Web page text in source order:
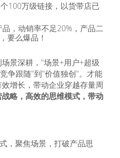
100万级链接，以货带店已
，动销率不足20%，产品二
要么爆品！
景深耕，"场景+用户+超级
争跟随"到"价值独创"。才能
增长，带动企业穿越存量周
略，高效的思维模式，带动
，聚焦场景，打破产品思